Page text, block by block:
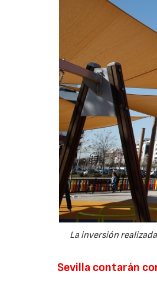
La inversión
Sevilla contarán